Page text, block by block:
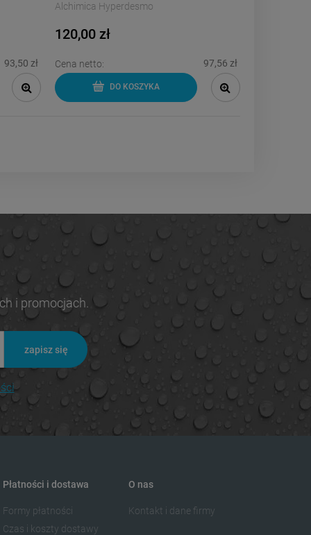
93,50 zł
Alchimica Hyperdesmo
120,00 zł
Cena netto: 97,56 zł
DO KOSZYKA
i promocjach.
zapisz się
Płatności i dostawa
Formy płatności
Czas i koszty dostawy
O nas
Kontakt i dane firmy